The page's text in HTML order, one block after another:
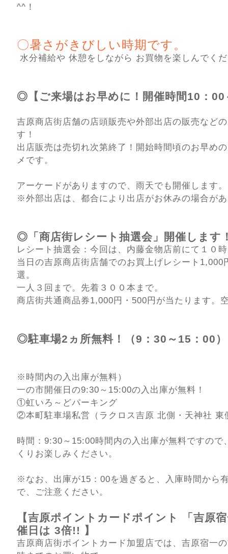
^^！
〇暑さがきびしい時期です。
水分補給や 休憩をしながら お買物を楽しんでく
◎【ご来場はお早めに！開催時間10：00
吉原商店街店舗の店頭販売や外部出店の販売など
す！
出店販売は売切れ次第終了！開始時間頃のお早め
メです。
アーケードがありますので、雨天でも開催します。
※外部出店は、都合により出店がお休みの場合が
◎「商店街レシート抽選会」開催します
レシート抽選会：今回は、内藤金物店前にて１０
当日の吉原商店街店舗でのお買上げレシート1,000
選。
一人３回まで。先着３００本まで。
商店街共通商品券1,000円・500円が当たります。
◎駐車場2ヵ所無料！（9：30～15：00
※時間内の入出庫が無料）
一の市開催日の9:30～15:00の入出庫が無料！
①虹いろ～どパーキング
②本町駐車場私営（ラクロス吉原 北側・天神社 東
時間：9:30～15:00時間内の入出庫が無料ですので
くりお楽しみください。
※なお、出庫が15：00を過ぎると、入庫時間から
で、ご注意ください。
【吉原ポイントカードポイント 「吉原
催日は 3倍!! 】
吉原商店街ポイントカード加盟店では、吉原宿一